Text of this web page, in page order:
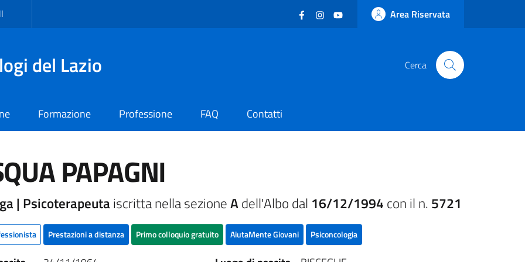
Facebook
(nuova scheda - new tab)
Instagram
(nuova scheda - new tab)
YouTube
(nuova scheda - new tab)
Area Riservata
del Lazio Cerca
Formazione Professione FAQ Contatti
PAPAGNI
| Psicoterapeuta iscritta nella sezioneAdell'Albo dal 16/12/1994 con il n. 5721
Prestazioni a distanza Primo colloquio gratuito AiutaMente Giovani Psiconcologia